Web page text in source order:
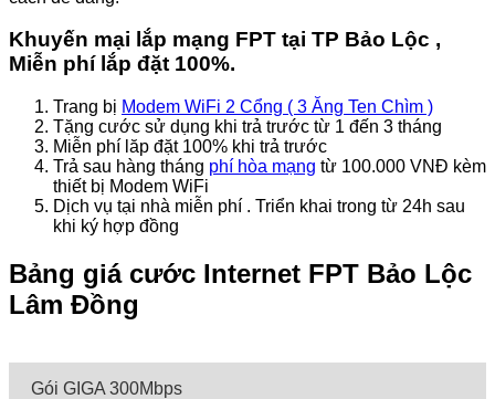
Khuyến mại lắp mạng FPT tại TP Bảo Lộc ,
Miễn phí lắp đặt 100%.
Trang bị Modem WiFi 2 Cổng ( 3 Ăng Ten Chìm )
Tặng cước sử dụng khi trả trước từ 1 đến 3 tháng
Miễn phí lăp đặt 100% khi trả trước
Trả sau hàng tháng phí hòa mạng từ 100.000 VNĐ kèm
thiết bị Modem WiFi
Dịch vụ tại nhà miễn phí . Triển khai trong từ 24h sau
khi ký hợp đồng
Bảng giá cước Internet FPT Bảo Lộc
Lâm Đồng
Gói GIGA 300Mbps